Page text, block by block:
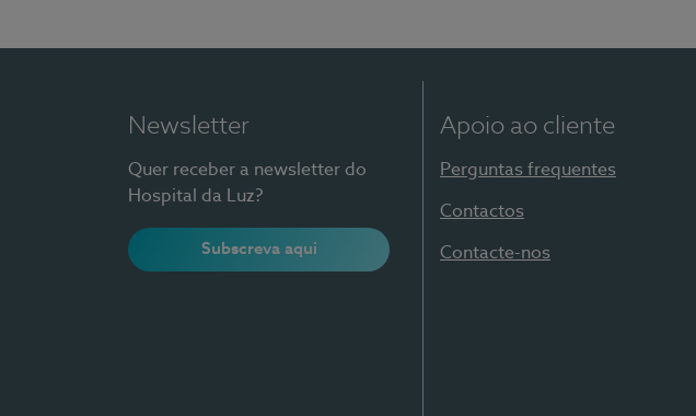
Newsletter
Quer receber a newsletter do
Hospital da Luz?
Subscreva aqui
Apoio ao cliente
Perguntas frequentes
Contactos
Contacte-nos